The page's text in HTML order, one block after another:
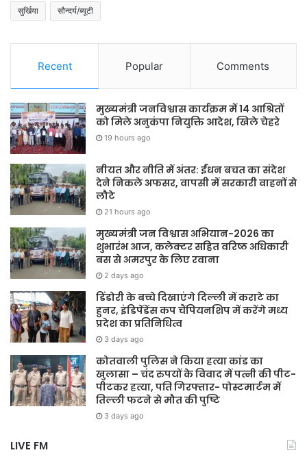
सुर्खिया सौन्दर्य/ब्यूटी
Recent Popular Comments
मुख्यमंत्री जनविश्वास कार्यक्रम में 14 आश्रितों
को मिले अनुकंपा नियुक्ति आदेश, खिले चेहरे
19 hours ago
नीयत और नीति में अंतर: ईंधन बचत का संदेश
देने निकले अफसर, वापसी में सरकारी वाहनों से
लौटे
21 hours ago
मुख्यमंत्री जन विश्वास अभियान-2026 का
शुभारंभ आज, कलेक्टर सहित वरिष्ठ अधिकारी
बस से अमरपुर के लिए रवाना
2 days ago
डिंडोरी के बच्चे दिखाएंगे दिल्ली में कराटे का
हुनर, इंडिपेंडेंस कप चैंपियनशिप में करेंगे मध्य
प्रदेश का प्रतिनिधित्व
3 days ago
कोतवाली पुलिस ने किया हत्या कांड का
खुलासा – चंद रुपयों के विवाद में पत्नी की पीट-
पीटकर हत्या, पति गिरफ्तार- पोस्टमार्टम में
तिल्ली फटने से मौत की पुष्टि
3 days ago
LIVE FM